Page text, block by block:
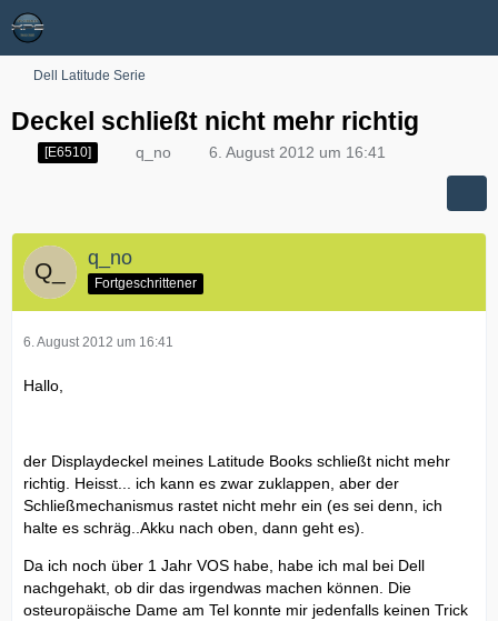
Dell Latitude Serie
Deckel schließt nicht mehr richtig
[E6510] q_no 6. August 2012 um 16:41
q_no
Fortgeschrittener
6. August 2012 um 16:41
Hallo,
der Displaydeckel meines Latitude Books schließt nicht mehr
richtig. Heisst... ich kann es zwar zuklappen, aber der
Schließmechanismus rastet nicht mehr ein (es sei denn, ich
halte es schräg..Akku nach oben, dann geht es).
Da ich noch über 1 Jahr VOS habe, habe ich mal bei Dell
nachgehakt, ob dir das irgendwas machen können. Die
osteuropäische Dame am Tel konnte mir jedenfalls keinen Trick